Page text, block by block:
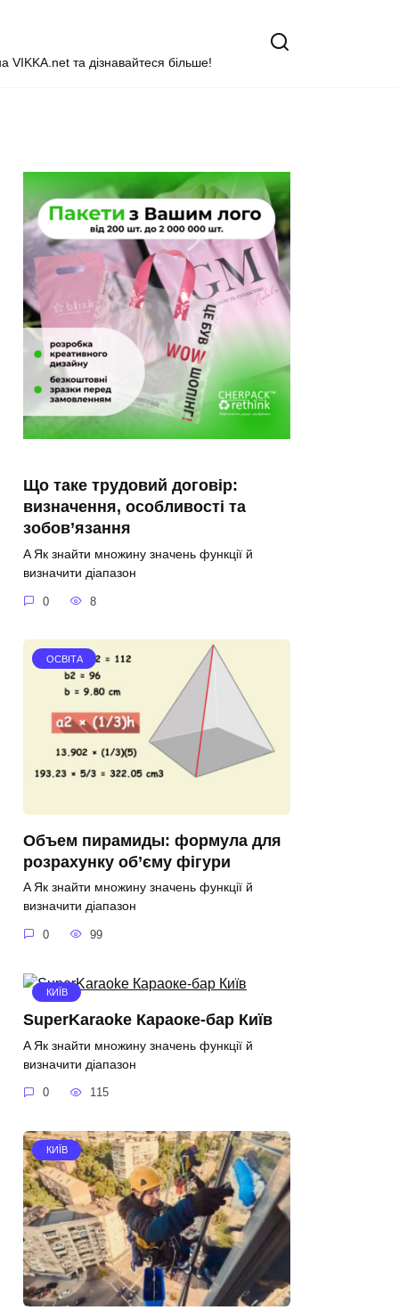
VIKKA.net та дізнавайтеся більше!
Що таке трудовий договір:
визначення, особливості та
зобов’язання
A Як знайти множину значень функції й
визначити діапазон
0 8
ОСВІТА
Объем пирамиды: формула для
розрахунку об’єму фігури
A Як знайти множину значень функції й
визначити діапазон
0 99
КИЇВ
SuperKaraoke Караоке-бар Київ
A Як знайти множину значень функції й
визначити діапазон
0 115
КИЇВ